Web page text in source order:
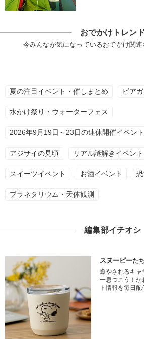
おでかけトレン
今みんなが気になっているおでかけ関連
夏の注目イベント・催しまとめ ビア
水かけ祭り・ウォーターフェス
2026年9月19日～23日の連休開催イベント
アジサイの見頃 リアル謎解きイベント
スイーツイベント お酒イベント
プラネタリウム・天体観測
編集部イチオシ
スヌーピーた
癒やされるキャ
一息つこう！か
ト情報を毎日配